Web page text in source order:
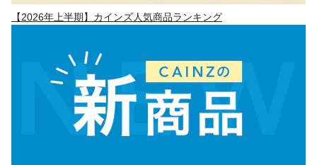
【2026年上半期】カインズ人気商品ランキング